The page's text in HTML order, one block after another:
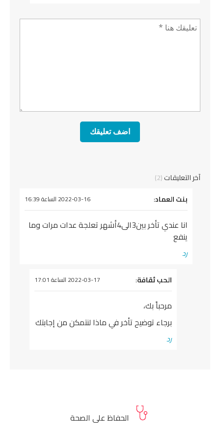
تعليق *
آخر التعليقات(2)
يقول
بنت العماد: 2022-03-16 الساعة 16:39
انا عندي تأخر بين3الى4أشهر تعلجة عدات مرات وما
ينفع
رد
يقول
الحب ثقافة: 2022-03-17 الساعة 17:01
مرحباً بك،
برجاء توضيح تأخر في ماذا لنتمكن من إجابتك
رد
الحفاظ على الصحة